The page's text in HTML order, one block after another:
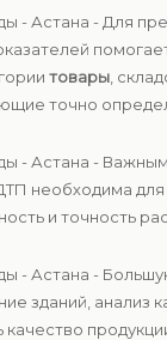
- Астана - Для
товары ,
точно
- Астана -
необходима
и точность
- Астана -
зданий, анализ